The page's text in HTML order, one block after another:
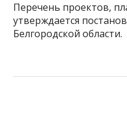
Перечень проектов,
утверждается
Белгородской области.